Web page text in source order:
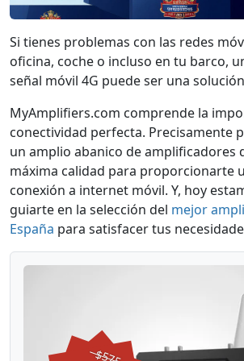
Si tienes problemas con las redes
oficina, coche o incluso en tu barco,
señal móvil 4G puede ser una
MyAmplifiers.com comprende la
conectividad perfecta. Precisamente
un amplio abanico de amplificadores
máxima calidad para proporcionarte
conexión a internet móvil. Y, hoy
guiarte en la selección del mejor
España para satisfacer tus